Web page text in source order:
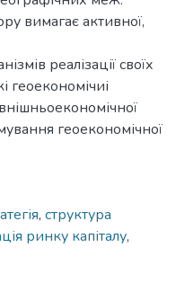
вимагає активної,
реалізації своїх
геоекономічиі
геоекономічної
, структура
ринку капіталу,